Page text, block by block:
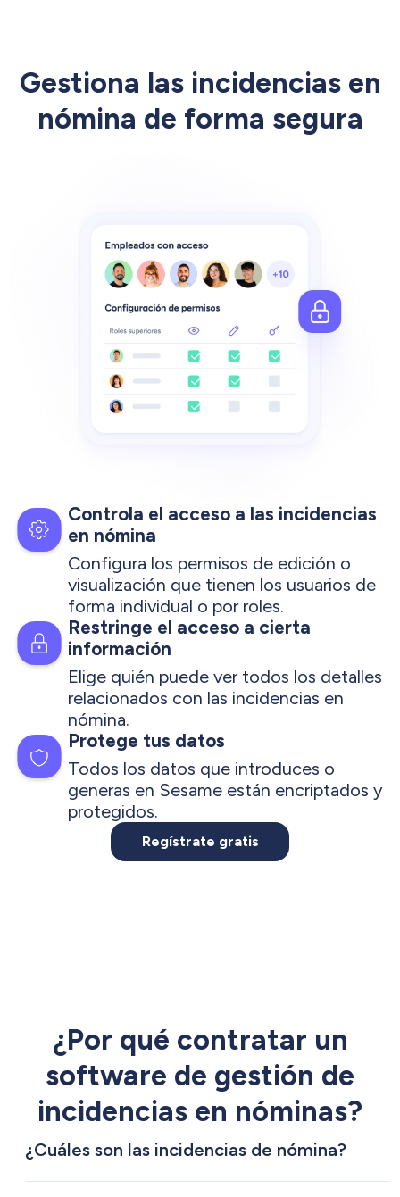
Gestiona las incidencias en
nómina de forma segura
Controla el acceso a las incidencias
en nómina
Configura los permisos de edición o
visualización que tienen los usuarios de
forma individual o por roles.
Restringe el acceso a cierta
información
Elige quién puede ver todos los detalles
relacionados con las incidencias en
nómina.
Protege tus datos
Todos los datos que introduces o
generas en Sesame están encriptados y
protegidos.
Regístrate gratis
¿Por qué contratar un
software de gestión de
incidencias en nóminas?
¿Cuáles son las incidencias de nómina?
Las incidencias de nómina son todas aquellas